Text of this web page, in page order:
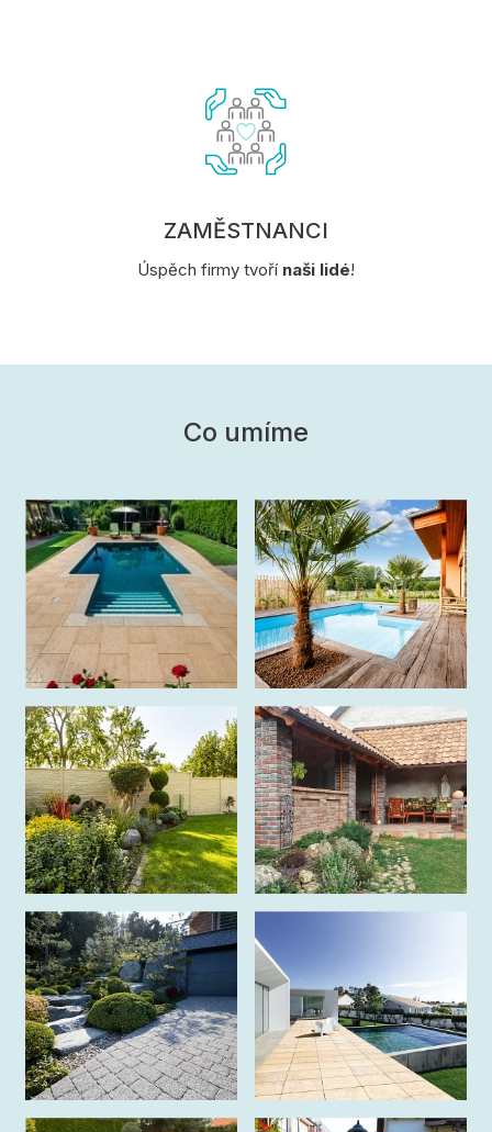
ZAMĚSTNANCI
Úspěch firmy tvoří naši lidé!
Co umíme